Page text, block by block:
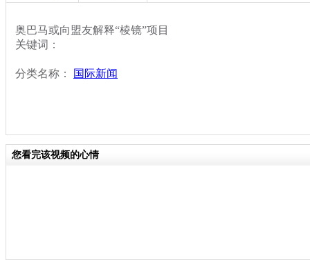
奥巴马或向盟友解释“棱镜”项目
关键词：
分类名称： 国际新闻
您看完该视频的心情